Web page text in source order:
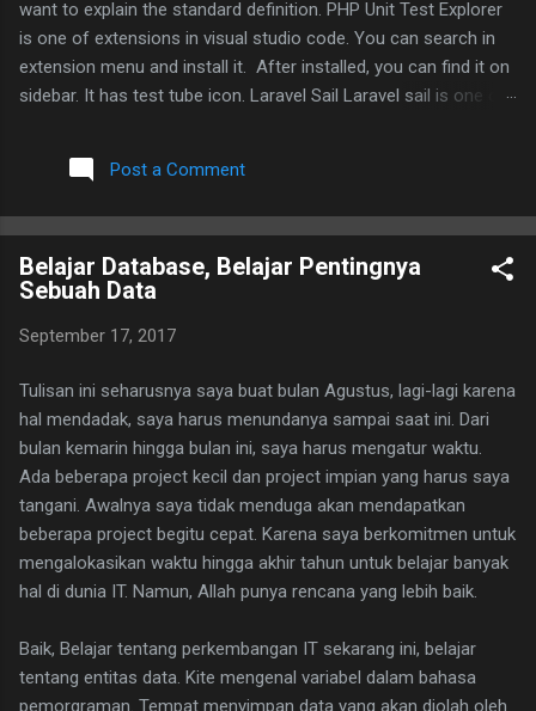
want to explain the standard definition. PHP Unit Test Explorer
is one of extensions in visual studio code. You can search in
extension menu and install it. After installed, you can find it on
sidebar. It has test tube icon. Laravel Sail Laravel sail is one of
hood, it uses docker and docker compose. One advantage
using sail is we don't need to setup bunch of php and web
need to run docker compose command or via sail command.
You can learn more detail about how sail works in Laravel
documentation here . What if we want to implement TDD in
Laravel? As developer, we need to make sure our code run
Laravel support TDD by default. You can run artisan command
to generate test file. In the newest version, Laravel supports
phpunit and pest configurati...
Post a Comment
Belajar Database, Belajar Pentingnya
Sebuah Data
September 17, 2017
Tulisan ini seharusnya saya buat bulan Agustus, lagi-lagi karena
hal mendadak, saya harus menundanya sampai saat ini. Dari
bulan kemarin hingga bulan ini, saya harus mengatur waktu.
Ada beberapa project kecil dan project impian yang harus saya
tangani. Awalnya saya tidak menduga akan mendapatkan
beberapa project begitu cepat. Karena saya berkomitmen untuk
mengalokasikan waktu hingga akhir tahun untuk belajar banyak
hal di dunia IT. Namun, Allah punya rencana yang lebih baik.
Baik, Belajar tentang perkembangan IT sekarang ini, belajar
tentang entitas data. Kite mengenal variabel dalam bahasa
pemorgraman. Tempat menyimpan data yang akan diolah oleh